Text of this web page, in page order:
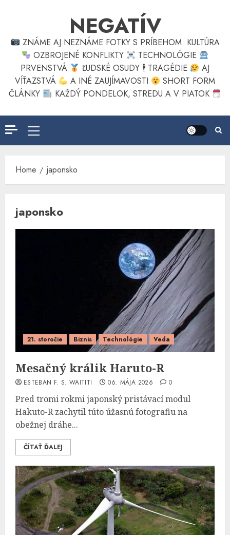
NEGATÍV
ZNÁME AJ NEZNÁME FOTKY S PRÍBEHOM. KULTÚRA
OZBROJENÉ KONFLIKTY
TECHNOLÓGIE
PRVENSTVÁ
ĽUDSKÉ OSUDY 🕴TRAGÉDIE
AJ
VÍŤAZSTVÁ
A INÉ ZAUJÍMAVOSTI
SHORT FORM
ČLÁNKY
KAŽDÝ PONDELOK, STREDU A V PIATOK
Primary
Menu
Home japonsko
japonsko
21. storočie Biznis Technológie Veda
Mesačný králik Haruto-R
ESTEBAN F. S. WAITITI 06. MÁJA 2026 0
Pred tromi rokmi japonský pristávací modul
Hakuto-R zachytil túto úžasnú fotografiu na
obežnej dráhe...
ČÍTAŤ ĎALEJ